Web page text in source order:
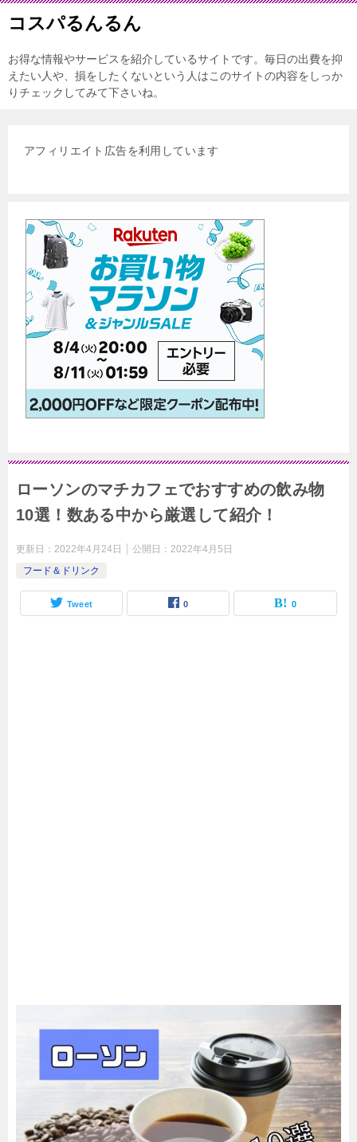
コスパるんるん
お得な情報やサービスを紹介しているサイトです。毎日の出費を抑
えたい人や、損をしたくないという人はこのサイトの内容をしっか
りチェックしてみて下さいね。
アフィリエイト広告を利用しています
ローソンのマチカフェでおすすめの飲み物
10選！数ある中から厳選して紹介！
更新日： 2022年4月24日 公開日： 2022年4月5日
フード＆ドリンク
Tweet 0 0